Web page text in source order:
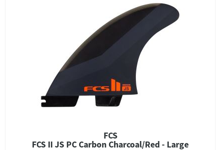
FCS
FCS II JS PC Carbon Charcoal/Red - Large